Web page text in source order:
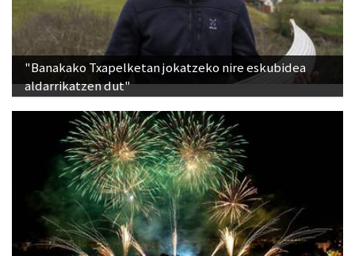
"Banakako Txapelketan jokatzeko nire eskubidea
aldarrikatzen dut"